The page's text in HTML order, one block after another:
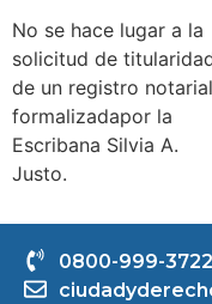
No se hace lugar a la
solicitud de
de un registro notarial
formalizadapor la
Escribana Silvia A.
Justo.
0800-999-3722